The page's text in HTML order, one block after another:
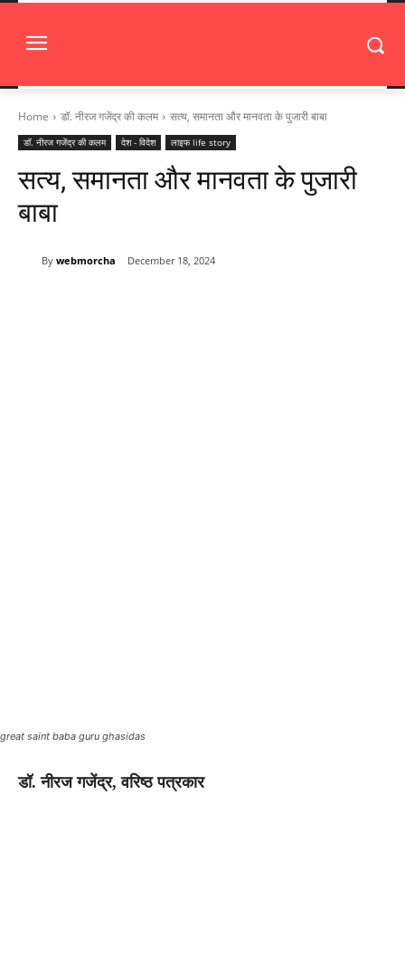
Home डॉ. नीरज गजेंद्र की कलम सत्य, समानता और मानवता के पुजारी बाबा
डॉ. नीरज गजेंद्र की कलम देश - विदेश लाइफ life story
सत्य, समानता और मानवता के पुजारी
बाबा
By webmorcha December 18, 2024
great saint baba guru ghasidas
डॉ. नीरज गजेंद्र, वरिष्ठ पत्रकार